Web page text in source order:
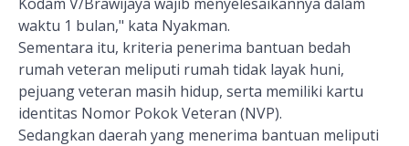
waktu 1 bulan," kata Nyakman.
Sementara itu, kriteria penerima bantuan bedah
rumah veteran meliputi rumah tidak layak huni,
pejuang veteran masih hidup, serta memiliki kartu
identitas Nomor Pokok Veteran (NVP).
Sedangkan daerah yang menerima bantuan meliputi